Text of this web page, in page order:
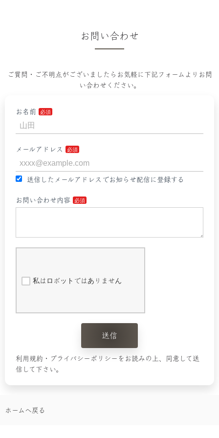
お問い合わせ
ご質問・ご不明点がございましたらお気軽に下記フォームよりお問
い合わせください。
お名前
メールアドレス
送信したメールアドレスでお知らせ配信に登録する
お問い合わせ内容
私はロボットではありません
送信
利用規約・プライバシーポリシーをお読みの上、同意して送
信して下さい。
ホームへ戻る